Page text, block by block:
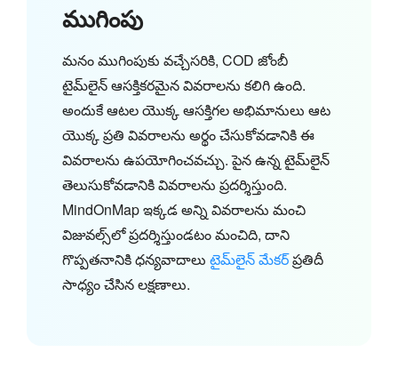
ముగింపు
మనం ముగింపుకు వచ్చేసరికి, COD జోంబీ
టైమ్‌లైన్ ఆసక్తికరమైన వివరాలను కలిగి ఉంది.
అందుకే ఆటల యొక్క ఆసక్తిగల అభిమానులు ఆట
యొక్క ప్రతి వివరాలను అర్థం చేసుకోవడానికి ఈ
వివరాలను ఉపయోగించవచ్చు. పైన ఉన్న టైమ్‌లైన్
తెలుసుకోవడానికి వివరాలను ప్రదర్శిస్తుంది.
MindOnMap ఇక్కడ అన్ని వివరాలను మంచి
విజువల్స్‌లో ప్రదర్శిస్తుండటం మంచిది, దాని
గొప్పతనానికి ధన్యవాదాలు టైమ్‌లైన్ మేకర్ప్రతిదీ
సాధ్యం చేసిన లక్షణాలు.